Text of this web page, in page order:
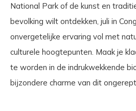
National Park of de kunst en
bevolking wilt ontdekken, juli in
onvergetelijke ervaring vol met
culturele hoogtepunten. Maak je
te worden in de indrukwekkende
bijzondere charme van dit